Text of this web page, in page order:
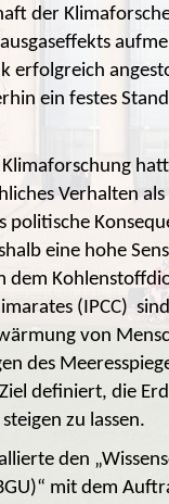
der
erfolgreich
ein festes
Verhalten
politische
eine hohe
dem
(IPCC)
von
des
definiert, die
zu lassen.
den
mit dem